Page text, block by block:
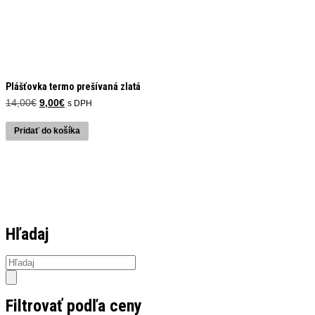
Plášťovka termo prešívaná zlatá
14,00€ Pôvodná
bola:
14,00€.
9,00€Aktuálna
je:
9,00€.
s DPH
Pridať do košíka
Hľadaj
Products
search
Filtrovať podľa ceny